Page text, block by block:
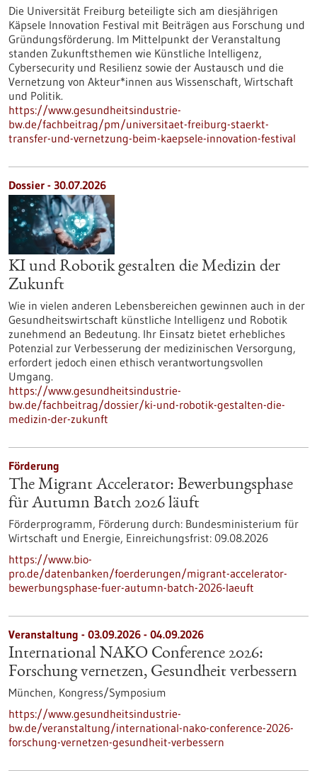
Die Universität Freiburg beteiligte sich am diesjährigen
Käpsele Innovation Festival mit Beiträgen aus Forschung und
Gründungsförderung. Im Mittelpunkt der Veranstaltung
standen Zukunftsthemen wie Künstliche Intelligenz,
Cybersecurity und Resilienz sowie der Austausch und die
Vernetzung von Akteur*innen aus Wissenschaft, Wirtschaft
und Politik.
https://www.gesundheitsindustrie-
bw.de/fachbeitrag/pm/universitaet-freiburg-staerkt-
transfer-und-vernetzung-beim-kaepsele-innovation-festival
Dossier - 30.07.2026
KI und Robotik gestalten die Medizin der
Zukunft
Wie in vielen anderen Lebensbereichen gewinnen auch in der
Gesundheitswirtschaft künstliche Intelligenz und Robotik
zunehmend an Bedeutung. Ihr Einsatz bietet erhebliches
Potenzial zur Verbesserung der medizinischen Versorgung,
erfordert jedoch einen ethisch verantwortungsvollen
Umgang.
https://www.gesundheitsindustrie-
bw.de/fachbeitrag/dossier/ki-und-robotik-gestalten-die-
medizin-der-zukunft
Förderung
The Migrant Accelerator: Bewerbungsphase
für Autumn Batch 2026 läuft
Förderprogramm, Förderung durch: Bundesministerium für
Wirtschaft und Energie, Einreichungsfrist: 09.08.2026
https://www.bio-
pro.de/datenbanken/foerderungen/migrant-accelerator-
bewerbungsphase-fuer-autumn-batch-2026-laeuft
Veranstaltung - 03.09.2026 - 04.09.2026
International NAKO Conference 2026:
Forschung vernetzen, Gesundheit verbessern
München, Kongress/Symposium
https://www.gesundheitsindustrie-
bw.de/veranstaltung/international-nako-conference-2026-
forschung-vernetzen-gesundheit-verbessern